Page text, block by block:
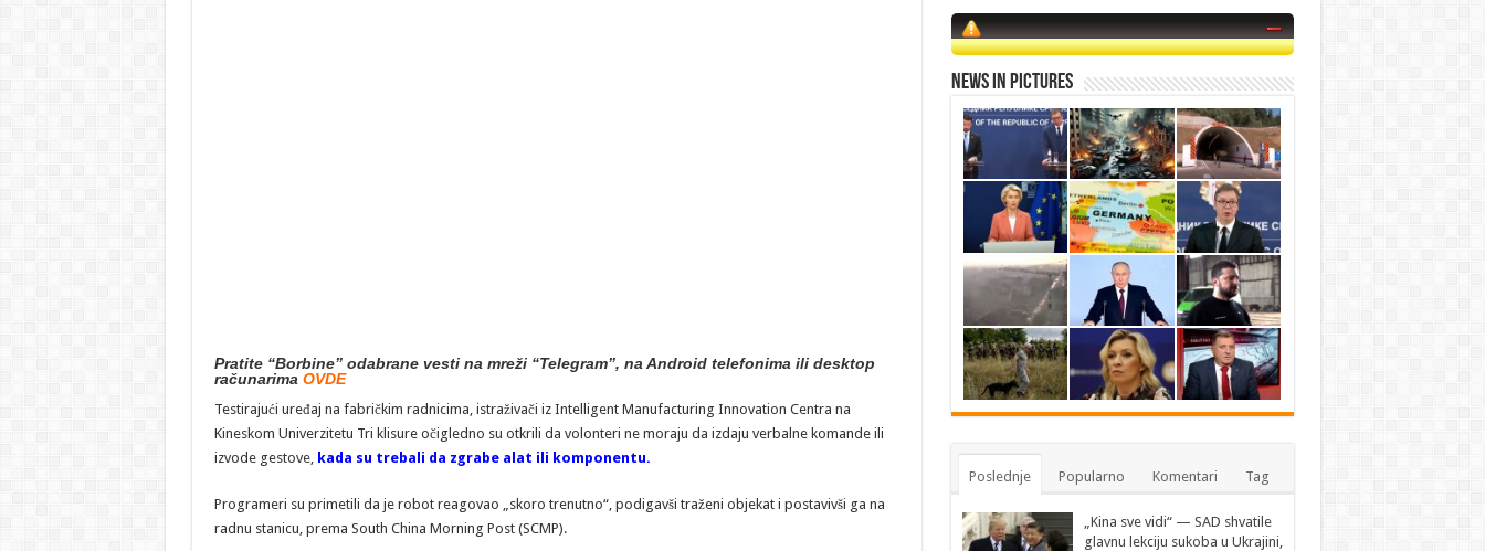
Pratite “Borbine” odabrane vesti na mreži “Telegram”, na Android telefonima ili desktop
računarima OVDE
Testirajući uređaj na fabričkim radnicima, istraživači iz Intelligent Manufacturing Innovation Centra na
Kineskom Univerzitetu Tri klisure očigledno su otkrili da volonteri ne moraju da izdaju verbalne komande ili
izvode gestove, kada su trebali da zgrabe alat ili komponentu.
Programeri su primetili da je robot reagovao „skoro trenutno“, podigavši traženi objekat i postavivši ga na
radnu stanicu, prema South China Morning Post (SCMP).
News in Pictures
Poslednje Popularno Komentari Tag
„Kina sve vidi“ — SAD shvatile
glavnu lekciju sukoba u Ukrajini,